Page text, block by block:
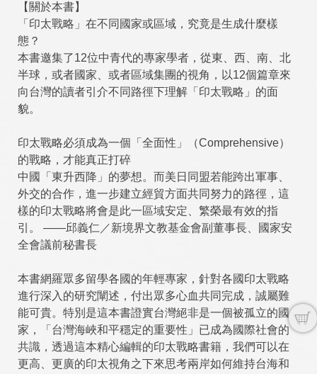
【關於本書】
「印太戰略」在不同國家或區域，究竟是生成什麼樣
態？
本書邀集了12位中青代的專家學者，從東、西、南、北
半球，或者國家、或者區域集團的視角，以12個篇章來
向台灣的讀者引介不同路徑下理解「印太戰略」的面
貌。
印太戰略必須成為一個「全面性」（Comprehensive）
的戰略，才能真正打碎
中國「東升西降」的夢想。而美日同盟若能跨出軍事、
外交的合作，進一步建立經貿方面共同努力的路徑，這
樣的印太戰略將會是此一區域安定、繁榮最有效的指
引。 ——邱義仁／新境界文教基金會副董事長、國家安
全會議前秘書長
本書網羅眾多留學各國的年輕專家，針對各國印太戰略
進行深入的研究闡述，付出眾多心血共同完成，誠屬難
能可貴。特別是這本書證實台灣絕非是一個被孤立的國
家，「台灣海峽和平穩定的重要性」已成為國際社會的
共識，透過這本精心編輯的印太戰略書籍，我們可以在
更高、更廣的印太視角之下來思考兩岸如何維持台海和